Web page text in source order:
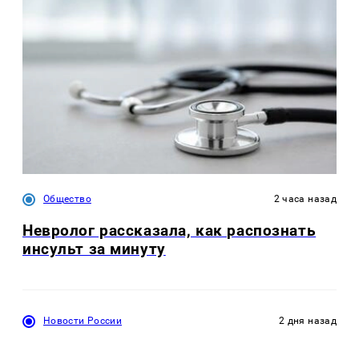
Общество 2 часа назад
Невролог рассказала, как распознать
инсульт за минуту
Новости России 2 дня назад